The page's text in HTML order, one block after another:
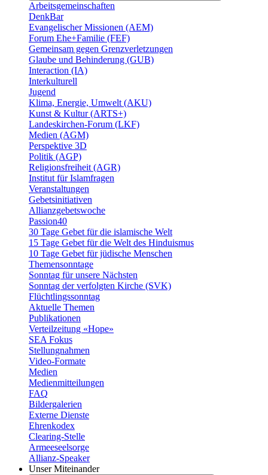
Arbeitsgemeinschaften
DenkBar
Evangelischer Missionen (AEM)
Forum Ehe+Familie (FEF)
Gemeinsam gegen Grenzverletzungen
Glaube und Behinderung (GUB)
Interaction (IA)
Interkulturell
Jugend
Klima, Energie, Umwelt (AKU)
Kunst & Kultur (ARTS+)
Landeskirchen-Forum (LKF)
Medien (AGM)
Perspektive 3D
Politik (AGP)
Religionsfreiheit (AGR)
Institut für Islamfragen
Veranstaltungen
Gebetsinitiativen
Allianzgebetswoche
Passion40
30 Tage Gebet für die islamische Welt
15 Tage Gebet für die Welt des Hinduismus
10 Tage Gebet für jüdische Menschen
Themensonntage
Sonntag für unsere Nächsten
Sonntag der verfolgten Kirche (SVK)
Flüchtlingssonntag
Aktuelle Themen
Publikationen
Verteilzeitung «Hope»
SEA Fokus
Stellungnahmen
Video-Formate
Medien
Medienmitteilungen
FAQ
Bildergalerien
Externe Dienste
Ehrenkodex
Clearing-Stelle
Armeeseelsorge
Allianz-Speaker
Unser Miteinander